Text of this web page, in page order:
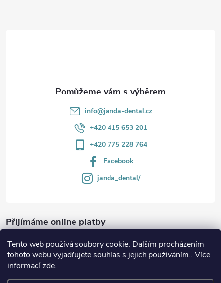
Tento web používá soubory cookie. Dalším procházením
tohoto webu vyjadřujete souhlas s jejich používáním.. Více
informacízde.
info@janda-dental.cz
+420 415 653 201
+420 775 228 764
Facebook
janda_dental/
Přijímáme online platby